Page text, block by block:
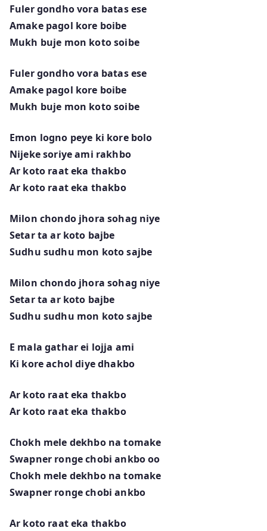
Fuler gondho vora batas ese
Amake pagol kore boibe
Mukh buje mon koto soibe
Fuler gondho vora batas ese
Amake pagol kore boibe
Mukh buje mon koto soibe
Emon logno peye ki kore bolo
Nijeke soriye ami rakhbo
Ar koto raat eka thakbo
Ar koto raat eka thakbo
Milon chondo jhora sohag niye
Setar ta ar koto bajbe
Sudhu sudhu mon koto sajbe
Milon chondo jhora sohag niye
Setar ta ar koto bajbe
Sudhu sudhu mon koto sajbe
E mala gathar ei lojja ami
Ki kore achol diye dhakbo
Ar koto raat eka thakbo
Ar koto raat eka thakbo
Chokh mele dekhbo na tomake
Swapner ronge chobi ankbo oo
Chokh mele dekhbo na tomake
Swapner ronge chobi ankbo
Ar koto raat eka thakbo